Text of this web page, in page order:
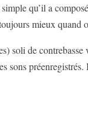
qu’il a
mieux quand
soli de
sons